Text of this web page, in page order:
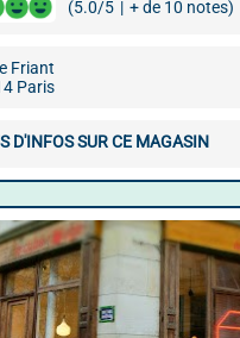
(5.0/5 | + de 10 notes)
Friant
Paris
D'INFOS SUR CE MAGASIN